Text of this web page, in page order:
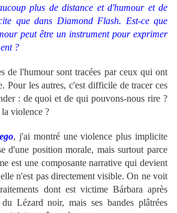
plus de distance et d'humour et de
que dans Diamond Flash. Est-ce que
peut être un instrument pour exprimer
?
de l'humour sont tracées par ceux qui ont
Pour les autres, c'est difficile de tracer ces
: de quoi et de qui pouvons-nous rire ?
violence ?
, j'ai montré une violence plus implicite
d'une position morale, mais surtout parce
est une composante narrative qui devient
n'est pas directement visible. On ne voit
dont est victime Bárbara après
Lézard noir, mais ses bandes plâtrées